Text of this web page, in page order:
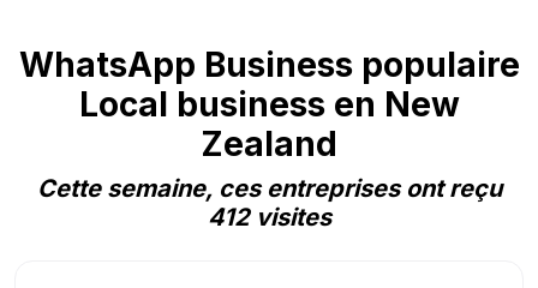
WhatsApp Business populaire
Local business en New
Zealand
Cette semaine, ces entreprises ont reçu
412 visites